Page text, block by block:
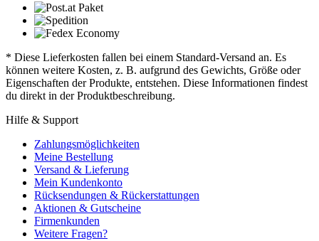
* Diese Lieferkosten fallen bei einem Standard-Versand an. Es
können weitere Kosten, z. B. aufgrund des Gewichts, Größe oder
Eigenschaften der Produkte, entstehen. Diese Informationen findest
du direkt in der Produktbeschreibung.
Hilfe & Support
Zahlungsmöglichkeiten
Meine Bestellung
Versand & Lieferung
Mein Kundenkonto
Rücksendungen & Rückerstattungen
Aktionen & Gutscheine
Firmenkunden
Weitere Fragen?